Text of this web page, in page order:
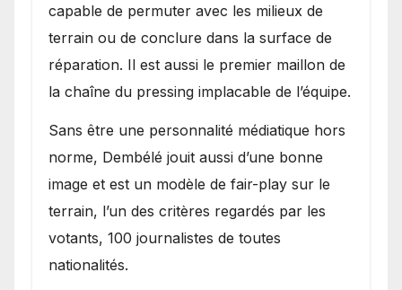
capable de permuter avec les milieux de
terrain ou de conclure dans la surface de
réparation. Il est aussi le premier maillon de
la chaîne du pressing implacable de l’équipe.
Sans être une personnalité médiatique hors
norme, Dembélé jouit aussi d’une bonne
image et est un modèle de fair-play sur le
terrain, l’un des critères regardés par les
votants, 100 journalistes de toutes
nationalités.